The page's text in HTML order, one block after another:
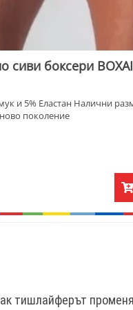
сиви боксери
и 5% Еластан Налични
поколение
тишлайферът